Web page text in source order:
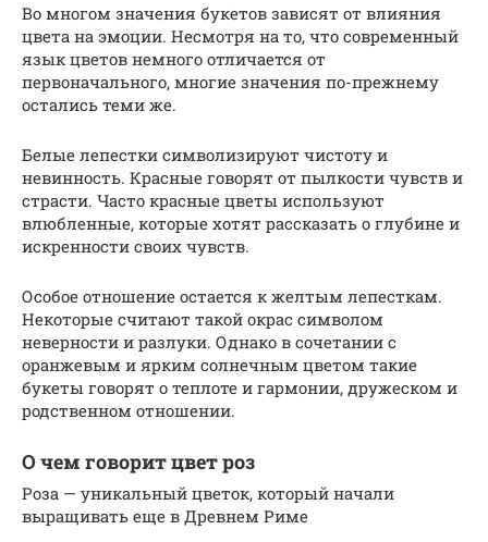
Во многом значения букетов зависят от влияния
цвета на эмоции. Несмотря на то, что современный
язык цветов немного отличается от
первоначального, многие значения по-прежнему
остались теми же.
Белые лепестки символизируют чистоту и
невинность. Красные говорят от пылкости чувств и
страсти. Часто красные цветы используют
влюбленные, которые хотят рассказать о глубине и
искренности своих чувств.
Особое отношение остается к желтым лепесткам.
Некоторые считают такой окрас символом
неверности и разлуки. Однако в сочетании с
оранжевым и ярким солнечным цветом такие
букеты говорят о теплоте и гармонии, дружеском и
родственном отношении.
О чем говорит цвет роз
Роза — уникальный цветок, который начали
выращивать еще в Древнем Риме